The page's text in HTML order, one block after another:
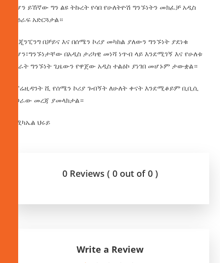
ሲሆን ይኸኛው ግን ልዩ ትኩረት የሳበ የሁለትዮሽ ግንኙነትን መክፈቻ አዲስ
ምዕራፍ አድርጓታል።
ሺ ጂንፒንግ በቻይና እና በሰሜን ኮሪያ መካከል ያለውን ግንኙነት ያደነቁ
ሲሆን፣ግንኙነታቸው በአዲስ ታሪካዊ መነሻ ነጥብ ላይ እንደሚገኝ እና የሁለቱ
ሀገራት ግንኙነት ጊዜውን የዋጀው አዲስ ተልዕኮ ያነገበ መሆኑም ታውቋል።
የፕሬዚዳንት ሺ የሰሜን ኮሪያ ጉብኝት ለሁለት ቀናት እንደሚቆይም ቢቢሲ
ያጋራው መረጃ ያመላክታል።
በሚካኤል ህሩይ
0 Reviews ( 0 out of 0 )
Write a Review